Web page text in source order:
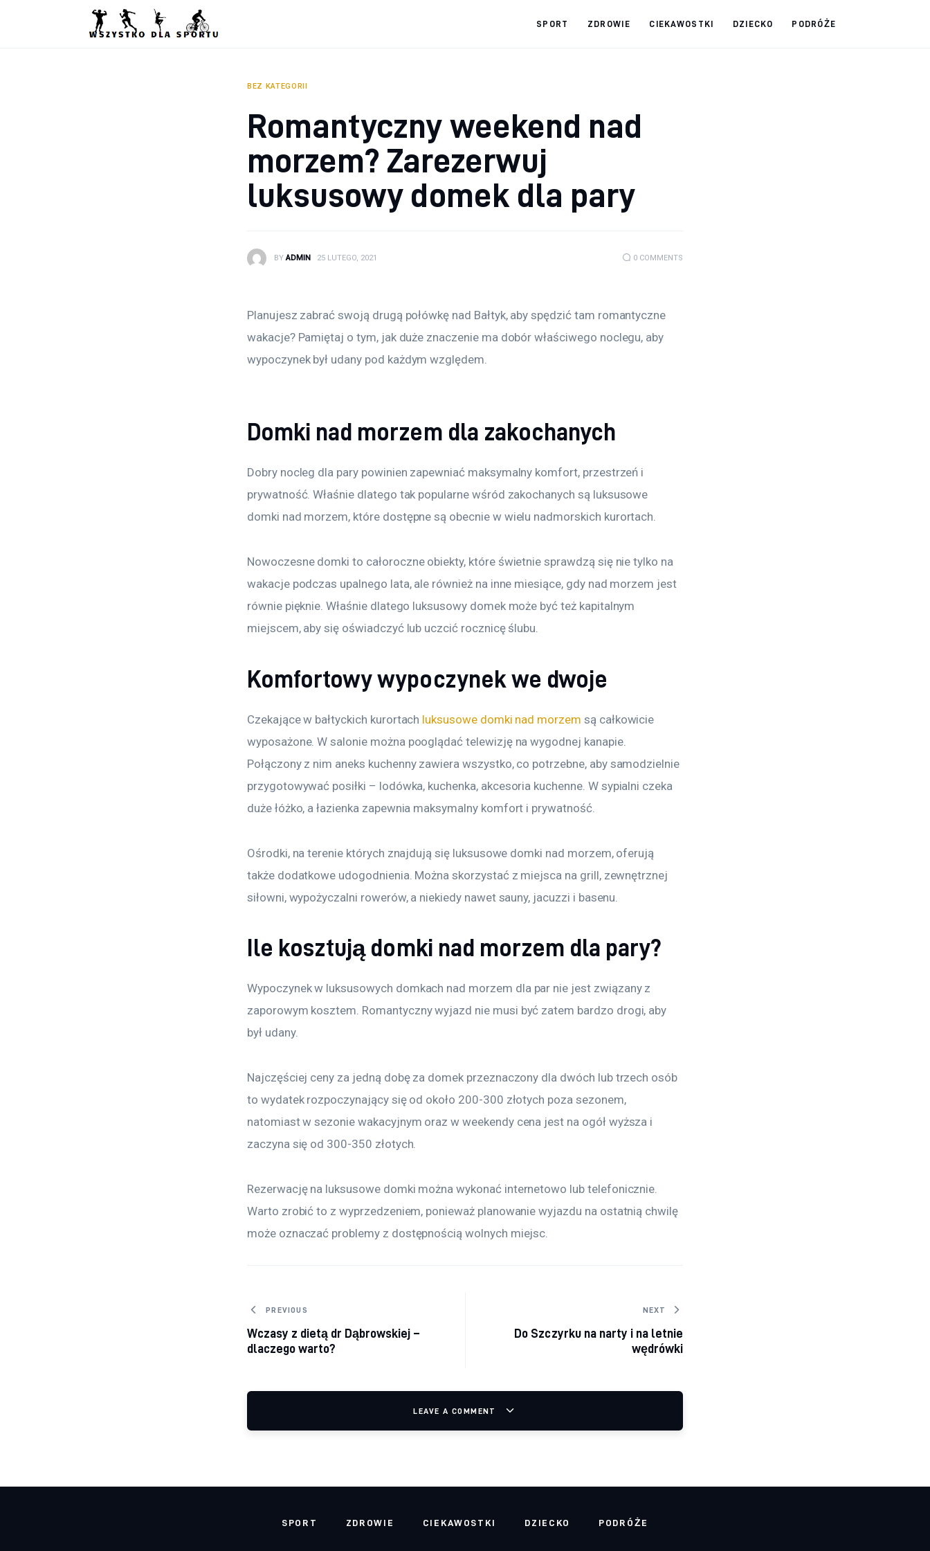
SPORT ZDROWIE CIEKAWOSTKI DZIECKO PODRÓŻE
BEZ KATEGORII
Romantyczny weekend nad
morzem? Zarezerwuj
luksusowy domek dla pary
BY ADMIN 25 LUTEGO, 2021 0 COMMENTS
Planujesz zabrać swoją drugą połówkę nad Bałtyk, aby spędzić tam romantyczne
wakacje? Pamiętaj o tym, jak duże znaczenie ma dobór właściwego noclegu, aby
wypoczynek był udany pod każdym względem.
Domki nad morzem dla zakochanych
Dobry nocleg dla pary powinien zapewniać maksymalny komfort, przestrzeń i
prywatność. Właśnie dlatego tak popularne wśród zakochanych są luksusowe
domki nad morzem, które dostępne są obecnie w wielu nadmorskich kurortach.
Nowoczesne domki to całoroczne obiekty, które świetnie sprawdzą się nie tylko na
wakacje podczas upalnego lata, ale również na inne miesiące, gdy nad morzem jest
równie pięknie. Właśnie dlatego luksusowy domek może być też kapitalnym
miejscem, aby się oświadczyć lub uczcić rocznicę ślubu.
Komfortowy wypoczynek we dwoje
Czekające w bałtyckich kurortach luksusowe domki nad morzem są całkowicie
wyposażone. W salonie można pooglądać telewizję na wygodnej kanapie.
Połączony z nim aneks kuchenny zawiera wszystko, co potrzebne, aby samodzielnie
przygotowywać posiłki – lodówka, kuchenka, akcesoria kuchenne. W sypialni czeka
duże łóżko, a łazienka zapewnia maksymalny komfort i prywatność.
Ośrodki, na terenie których znajdują się luksusowe domki nad morzem, oferują
także dodatkowe udogodnienia. Można skorzystać z miejsca na grill, zewnętrznej
siłowni, wypożyczalni rowerów, a niekiedy nawet sauny, jacuzzi i basenu.
Ile kosztują domki nad morzem dla pary?
Wypoczynek w luksusowych domkach nad morzem dla par nie jest związany z
zaporowym kosztem. Romantyczny wyjazd nie musi być zatem bardzo drogi, aby
był udany.
Najczęściej ceny za jedną dobę za domek przeznaczony dla dwóch lub trzech osób
to wydatek rozpoczynający się od około 200-300 złotych poza sezonem,
natomiast w sezonie wakacyjnym oraz w weekendy cena jest na ogół wyższa i
zaczyna się od 300-350 złotych.
Rezerwację na luksusowe domki można wykonać internetowo lub telefonicznie.
Warto zrobić to z wyprzedzeniem, ponieważ planowanie wyjazdu na ostatnią chwilę
może oznaczać problemy z dostępnością wolnych miejsc.
Nawigacja wpisu
PREVIOUS
Wczasy z dietą dr Dąbrowskiej –
dlaczego warto?
NEXT
Do Szczyrku na narty i na letnie
wędrówki
LEAVE A COMMENT
SPORT ZDROWIE CIEKAWOSTKI DZIECKO PODRÓŻE